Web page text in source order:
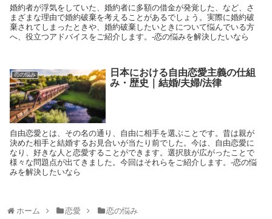
婚約者が浮気をしていた、婚約者に多額の借金が発覚した、など、さ
まざまな理由で婚約破棄を考えることがあるでしょう。実際に婚約破
棄されてしまったときや、婚約破棄したいときについて悩んでいる方
へ、役立つアドバイスをご紹介します。-恋の悩みを解決したいなら
恋の悩み
日本における自由恋愛主義の仕組
み・歴史｜結婚/夫婦/法律
自由恋愛とは、その名の通り、自由に相手を選ぶことです。昔は親が
決めた相手と結婚するお見合いが当たり前でした。今は、自由恋愛に
なり、好きな人と恋愛することができます。選択肢が広がったことで
様々な問題点が出てきました。今回はそれらをご紹介します。-恋の悩
みを解決したいなら
ホーム 恋愛 恋の悩み